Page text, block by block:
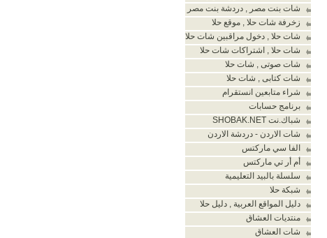
شات بنت مصر , دردشة بنت مصر
زخرفة شات حلا , موقع حلا
شات حلا , دخول مراقبين شات حلا
شات حلا , اشتراكات شات حلا
شات صوتى , شات حلا
شات كتابى , شات حلا
شراء متابعين انستقرام
برنامج حسابات
شباك.نت SHOBAK.NET
شات الاردن - دردشة الاردن
الفا سي ماركتس
أم أر تي ماركتس
سلسلة بالبيد التعليمية
شبكة حلا
دليل المواقع العربية , دليل حلا
منتديات العشاق
شات العشاق